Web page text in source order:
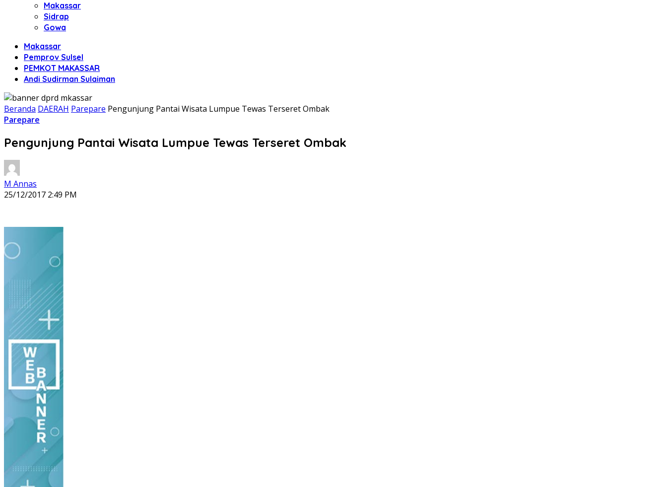
Makassar
Sidrap
Gowa
Makassar
Pemprov Sulsel
PEMKOT MAKASSAR
Andi Sudirman Sulaiman
Beranda DAERAH Parepare Pengunjung Pantai Wisata Lumpue Tewas Terseret Ombak
Parepare
Pengunjung Pantai Wisata Lumpue Tewas Terseret Ombak
M Annas
25/12/2017 2:49 PM